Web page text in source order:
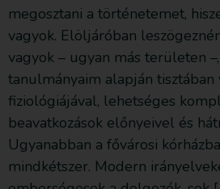
megosztani a történetemet,
vagyok. Elöljáróban
vagyok – ugyan más területen
tanulmányaim alapján tisztában
fiziológiájával, lehetséges
beavatkozások előnyeivel és
Ugyanabban a fővárosi
mindkétszer. Modern